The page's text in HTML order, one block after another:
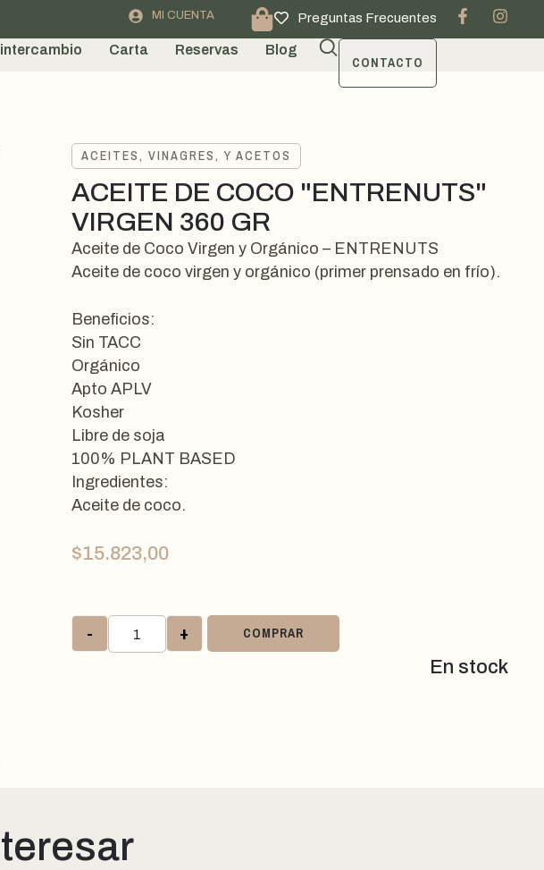
MI CUENTA Preguntas Frecuentes
Carta Reservas Blog
CONTACTO
ACEITES, VINAGRES, Y ACETOS
ACEITE DE COCO "ENTRENUTS"
VIRGEN 360 GR
Aceite de Coco Virgen y Orgánico – ENTRENUTS
Aceite de coco virgen y orgánico (primer prensado en frío).
Beneficios:
Sin TACC
Orgánico
Apto APLV
Kosher
Libre de soja
100% PLANT BASED
Ingredientes:
Aceite de coco.
$15.823,00
- + COMPRAR
En stock